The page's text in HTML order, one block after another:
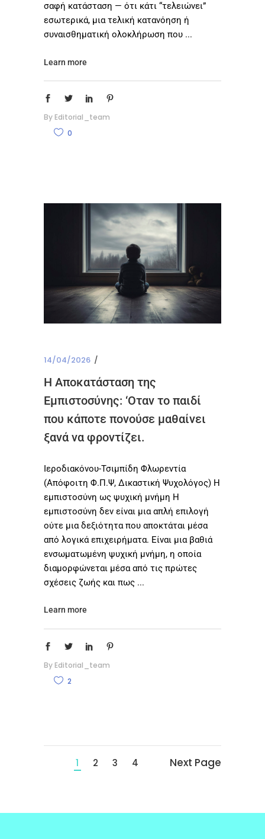
σαφή κατάσταση — ότι κάτι “τελειώνει”
εσωτερικά, μια τελική κατανόηση ή
συναισθηματική ολοκλήρωση που
Learn more
By Editorial_team
0
14/04/2026
Η Αποκατάσταση της
Εμπιστοσύνης: ‘Οταν το παιδί
που κάποτε πονούσε μαθαίνει
ξανά να φροντίζει.
Ιεροδιακόνου-Τσιμπίδη Φλωρεντία
(Απόφοιτη Φ.Π.Ψ, Δικαστική Ψυχολόγος) Η
εμπιστοσύνη ως ψυχική μνήμη Η
εμπιστοσύνη δεν είναι μια απλή επιλογή
ούτε μια δεξιότητα που αποκτάται μέσα
από λογικά επιχειρήματα. Είναι μια βαθιά
ενσωματωμένη ψυχική μνήμη, η οποία
διαμορφώνεται μέσα από τις πρώτες
σχέσεις ζωής και πως
Learn more
By Editorial_team
2
1 2 3 4 Next Page